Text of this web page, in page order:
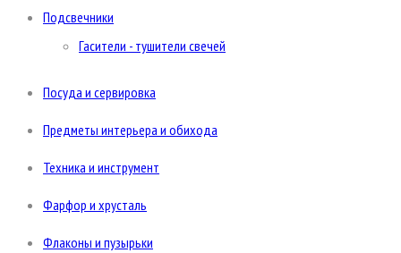
Подсвечники
Гасители - тушители свечей
Посуда и сервировка
Предметы интерьера и обихода
Техника и инструмент
Фарфор и хрусталь
Флаконы и пузырьки